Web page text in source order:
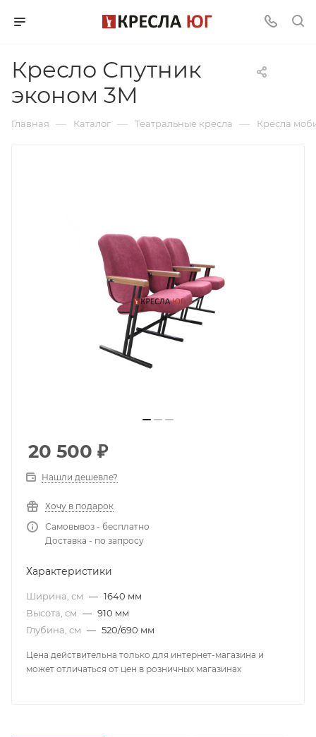
Кресло Спутник
эконом 3М
Главная — Каталог — Театральные кресла — Кресла
20 500 ₽
Нашли дешевле?
Хочу в подарок
Самовывоз - бесплатно
Доставка - по запросу
Характеристики
Ширина, см — 1640 мм
Высота, см — 910 мм
Глубина, см — 520/690 мм
Цена действительна только для интернет-магазина и
может отличаться от цен в розничных магазинах